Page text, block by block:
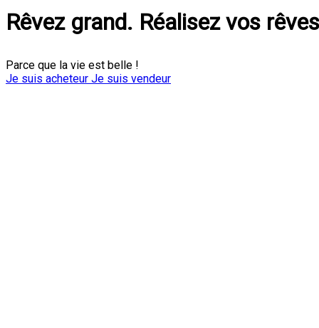
Rêvez grand. Réalisez vos
Parce que la vie est belle !
Je suis acheteur Je suis vendeur